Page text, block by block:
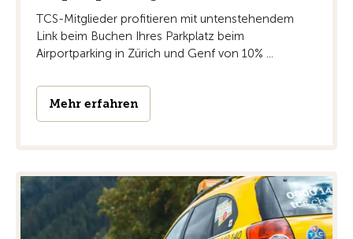
TCS-Mitglieder profitieren mit untenstehendem
Link beim Buchen Ihres Parkplatz beim
Airportparking in Zürich und Genf von 10% ...
Mehr erfahren